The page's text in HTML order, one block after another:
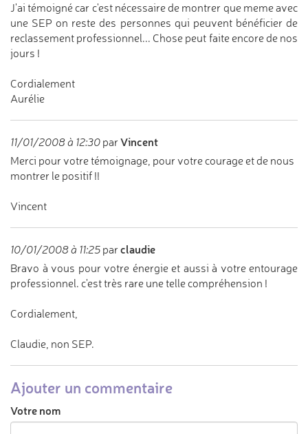
J'ai témoigné car c'est nécessaire de montrer que meme avec
une SEP on reste des personnes qui peuvent bénéficier de
reclassement professionnel... Chose peut faite encore de nos
jours !
Cordialement
Aurélie
11/01/2008 à 12:30 par Vincent
Merci pour votre témoignage, pour votre courage et de nous
montrer le positif !!
Vincent
10/01/2008 à 11:25 par claudie
Bravo à vous pour votre énergie et aussi à votre entourage
professionnel. c'est très rare une telle compréhension !
Cordialement,
Claudie, non SEP.
Ajouter un commentaire
Votre nom